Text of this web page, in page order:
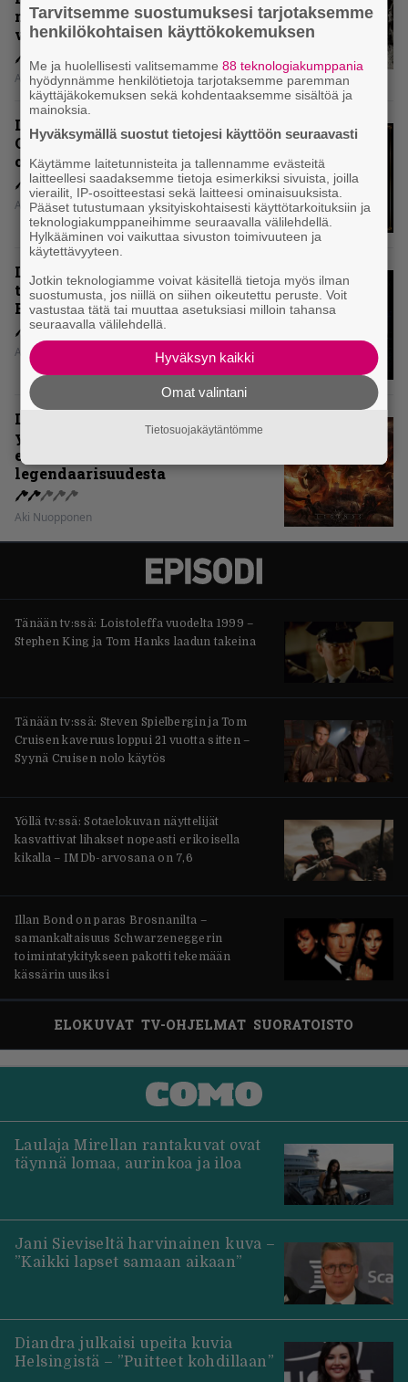
mitenkään täyttää odotuksia. Vai
voiko?
Aki Nuopponen
Levyarvio: Dirkschneider & The
Old Gang -albumista ei aina tiedä,
onko se tosissaan tehty vai ei
Aki Nuopponen
Levyarvio: Onko Steelbound jo
täydellisintä mahdollista Battle
Beastia?
Aki Nuopponen
Levyarvio: Sabaton on
yhdennellätoista albumillaan
erittäin kaukana
legendaarisuudesta
Aki Nuopponen
Tänään tv:ssä: Loistoleffa vuodelta 1999 –
Stephen King ja Tom Hanks laadun takeina
Tänään tv:ssä: Steven Spielbergin ja Tom
Cruisen kaveruus loppui 21 vuotta sitten –
Syynä Cruisen nolo käytös
Yöllä tv:ssä: Sotaelokuvan näyttelijät
kasvattivat lihakset nopeasti erikoisella
kikalla – IMDb-arvosana on 7,6
Illan Bond on paras Brosnanilta –
samankaltaisuus Schwarzeneggerin
toimintatykitykseen pakotti tekemään
kässärin uusiksi
ELOKUVAT TV-OHJELMAT SUORATOISTO
Laulaja Mirellan rantakuvat ovat
täynnä lomaa, aurinkoa ja iloa
Jani Sieviseltä harvinainen kuva –
”Kaikki lapset samaan aikaan”
Diandra julkaisi upeita kuvia
Helsingistä – ”Puitteet kohdillaan”
Tarvitsemme suostumuksesi tarjotaksemme
henkilökohtaisen käyttökokemuksen
Me ja huolellisesti valitsemamme88 teknologiakumppania
hyödynnämme henkilötietoja tarjotaksemme paremman
käyttäjäkokemuksen sekä kohdentaaksemme sisältöä ja
mainoksia.
Hyväksymällä suostut tietojesi käyttöön seuraavasti
Käytämme laitetunnisteita ja tallennamme evästeitä
laitteellesi saadaksemme tietoja esimerkiksi sivuista, joilla
vierailit, IP-osoitteestasi sekä laitteesi ominaisuuksista.
Pääset tutustumaan yksityiskohtaisesti käyttötarkoituksiin ja
teknologiakumppaneihimme seuraavalla välilehdellä.
Hylkääminen voi vaikuttaa sivuston toimivuuteen ja
käytettävyyteen.
Jotkin teknologiamme voivat käsitellä tietoja myös ilman
suostumusta, jos niillä on siihen oikeutettu peruste. Voit
vastustaa tätä tai muuttaa asetuksiasi milloin tahansa
seuraavalla välilehdellä.
Hyväksyn kaikki
Omat valintani
Tietosuojakäytäntömme